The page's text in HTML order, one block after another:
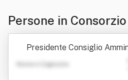
Persone in
età Cooperativa
Presidente Consiglio
Nome e Cognome